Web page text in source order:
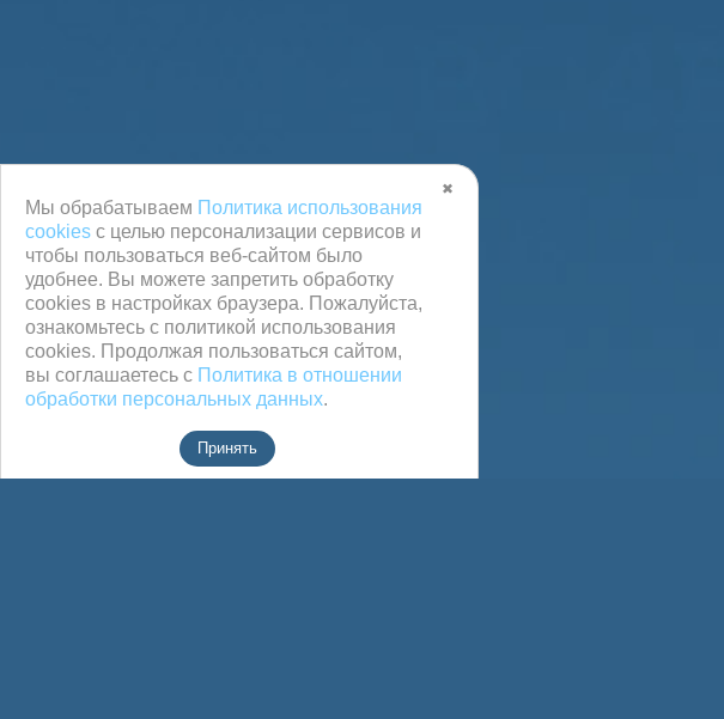
✖
Мы обрабатываем Политика использования
cookies с целью персонализации сервисов и
чтобы пользоваться веб-сайтом было
удобнее. Вы можете запретить обработку
сookies в настройках браузера. Пожалуйста,
ознакомьтесь с политикой использования
cookies. Продолжая пользоваться сайтом,
вы соглашаетесь с Политика в отношении
обработки персональных данных.
Принять